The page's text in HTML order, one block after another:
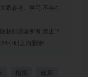
家参考、学习,不存在
权归原著所有,禁止下
小时之内删除!
模拟 破坏